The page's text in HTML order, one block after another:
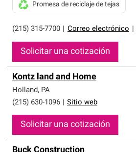
(215) 315-7700 Correo electrónico
Promesa de reciclaje de tejas
Solicitar una cotización
Kontz land and Home
Holland, PA
(215) 630-1096
Sitio web
Solicitar una cotización